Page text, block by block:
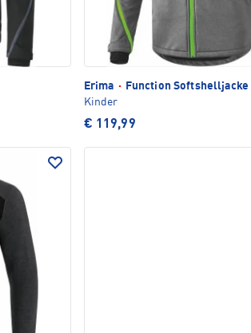
Erima ·
Function Softshelljacke
Kinder
€ 119,99